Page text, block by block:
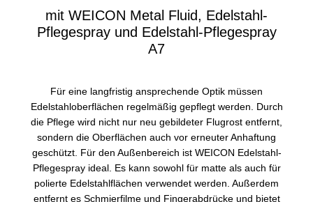
mit WEICON Metal Fluid, Edelstahl-
Pflegespray und Edelstahl-Pflegespray
A7
Für eine langfristig ansprechende Optik müssen
Edelstahloberflächen regelmäßig gepflegt werden. Durch
die Pflege wird nicht nur neu gebildeter Flugrost entfernt,
sondern die Oberflächen auch vor erneuter Anhaftung
geschützt. Für den Außenbereich ist WEICON Edelstahl-
Pflegespray ideal. Es kann sowohl für matte als auch für
polierte Edelstahlflächen verwendet werden. Außerdem
entfernt es Schmierfilme und Fingerabdrücke und bietet